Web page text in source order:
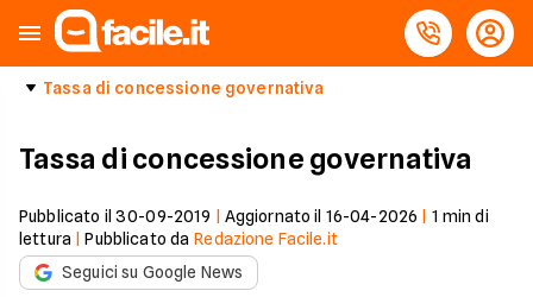
Tassa di concessione governativa
Tassa di concessione governativa
Pubblicato il 30-09-2019 Aggiornato il 16-04-2026 1 min di
lettura |Pubblicato da Redazione Facile.it
Seguici su Google News